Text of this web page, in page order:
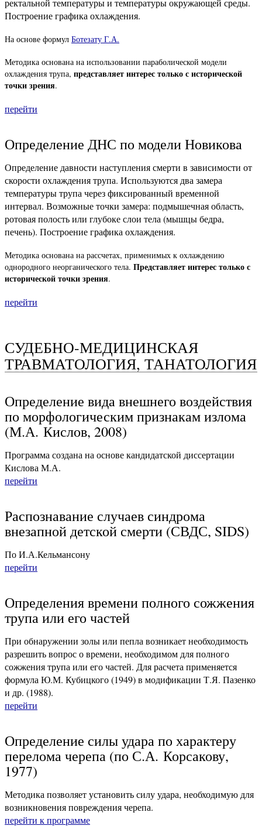
Построение графика охлаждения.
На основе формул Ботезату Г.А.
Методика основана на использовании параболической модели
охлаждения трупа, представляет интерес только с исторической
точки зрения.
перейти
Определение ДНС по модели Новикова
Определение давности наступления смерти в зависимости от
скорости охлаждения трупа. Используются два замера
температуры трупа через фиксированный временной
интервал. Возможные точки замера: подмышечная область,
ротовая полость или глубоке слои тела (мышцы бедра,
печень). Построение графика охлаждения.
Методика основана на рассчетах, применимых к охлаждению
однородного неорганического тела. Представляет интерес только с
исторической точки зрения.
перейти
СУДЕБНО-МЕДИЦИНСКАЯ
ТРАВМАТОЛОГИЯ, ТАНАТОЛОГИЯ
Определение вида внешнего воздействия
по морфологическим признакам излома
(М.А. Кислов, 2008)
Программа создана на основе кандидатской диссертации
Кислова М.А.
перейти
Распознавание случаев синдрома
внезапной детской смерти (СВДС, SIDS)
По И.А.Кельмансону
перейти
Определения времени полного сожжения
трупа или его частей
При обнаружении золы или пепла возникает необходимость
разрешить вопрос о времени, необходимом для полного
сожжения трупа или его частей. Для расчета применяется
формула Ю.М. Кубицкого (1949) в модификации Т.Я. Пазенко
и др. (1988).
перейти
Определение силы удара по характеру
перелома черепа (по С.А. Корсакову,
1977)
Методика позволяет установить силу удара, необходимую для
возникновения повреждения черепа.
перейти к программе